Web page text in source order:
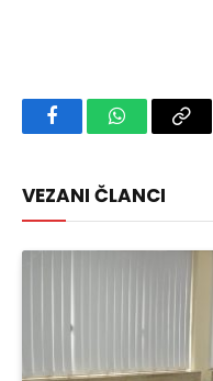
FacebookWhatsApp
VEZANI ČLANCI